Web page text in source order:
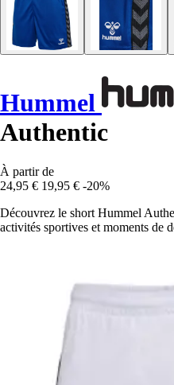
Hummel
Authentic
À partir de
24,95 € 19,95 € -20%
Découvrez le short Hummel
activités sportives et moments de